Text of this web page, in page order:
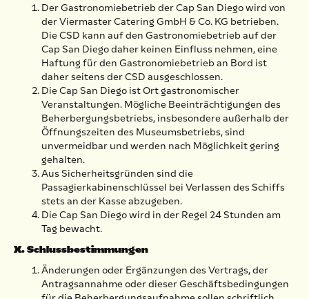
Der Gastronomiebetrieb der Cap San Diego wird von
der Viermaster Catering GmbH & Co. KG betrieben.
Die CSD kann auf den Gastronomiebetrieb auf der
Cap San Diego daher keinen Einfluss nehmen, eine
Haftung für den Gastronomiebetrieb an Bord ist
daher seitens der CSD ausgeschlossen.
Die Cap San Diego ist Ort gastronomischer
Veranstaltungen. Mögliche Beeinträchtigungen des
Beherbergungsbetriebs, insbesondere außerhalb der
Öffnungszeiten des Museumsbetriebs, sind
unvermeidbar und werden nach Möglichkeit gering
gehalten.
Aus Sicherheitsgründen sind die
Passagierkabinenschlüssel bei Verlassen des Schiffs
stets an der Kasse abzugeben.
Die Cap San Diego wird in der Regel 24 Stunden am
Tag bewacht.
X. Schlussbestimmungen
Änderungen oder Ergänzungen des Vertrags, der
Antragsannahme oder dieser Geschäftsbedingungen